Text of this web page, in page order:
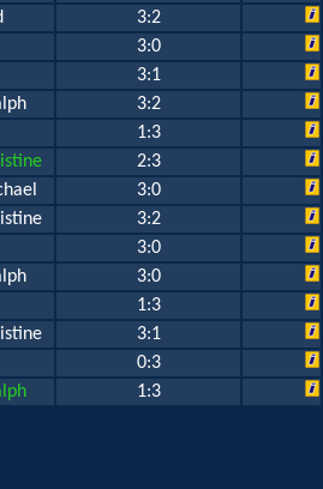
3:2
3:0
3:1
3:2
1:3
2:3
3:0
3:2
3:0
3:0
1:3
3:1
0:3
1:3